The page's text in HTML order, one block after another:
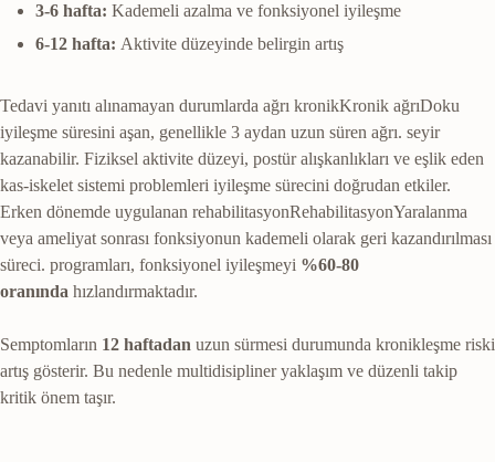
3-6 hafta: Kademeli azalma ve fonksiyonel iyileşme
6-12 hafta: Aktivite düzeyinde belirgin artış
Tedavi yanıtı alınamayan durumlarda ağrı kronikKronik ağrıDoku
iyileşme süresini aşan, genellikle 3 aydan uzun süren ağrı. seyir
kazanabilir. Fiziksel aktivite düzeyi, postür alışkanlıkları ve eşlik eden
kas-iskelet sistemi problemleri iyileşme sürecini doğrudan etkiler.
Erken dönemde uygulanan rehabilitasyonRehabilitasyonYaralanma
veya ameliyat sonrası fonksiyonun kademeli olarak geri kazandırılması
süreci. programları, fonksiyonel iyileşmeyi %60-80
oranında hızlandırmaktadır.
Semptomların 12 haftadan uzun sürmesi durumunda kronikleşme riski
artış gösterir. Bu nedenle multidisipliner yaklaşım ve düzenli takip
kritik önem taşır.